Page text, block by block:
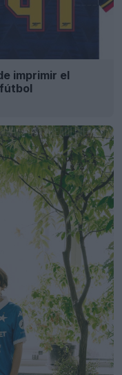
imprimir el